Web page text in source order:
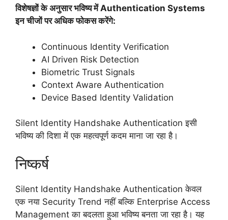
विशेषज्ञों के अनुसार भविष्य में Authentication Systems
इन चीजों पर अधिक फोकस करेंगे:
Continuous Identity Verification
AI Driven Risk Detection
Biometric Trust Signals
Context Aware Authentication
Device Based Identity Validation
Silent Identity Handshake Authentication इसी
भविष्य की दिशा में एक महत्वपूर्ण कदम माना जा रहा है।
निष्कर्ष
Silent Identity Handshake Authentication केवल
एक नया Security Trend नहीं बल्कि Enterprise Access
Management का बदलता हुआ भविष्य बनता जा रहा है। यह